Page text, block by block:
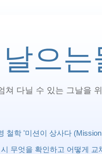
날으
쳐 다닐 수 있는 그날을
철학 '미션이 상사다
무엇을 확인하고 어떻게 교